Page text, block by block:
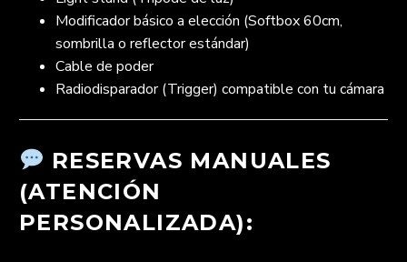
Modificador básico a elección (Softbox 60cm,
sombrilla o reflector estándar)
Cable de poder
Radiodisparador (Trigger) compatible con tu cámara
RESERVAS MANUALES
(ATENCIÓN
PERSONALIZADA):